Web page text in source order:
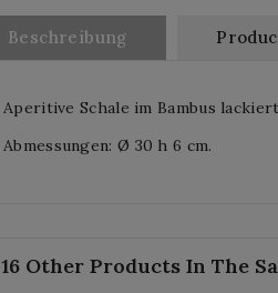
Beschreibung
Aperitive Schale im Bambus
Abmessungen: Ø 30 h 6 cm.
16 Other Products In The